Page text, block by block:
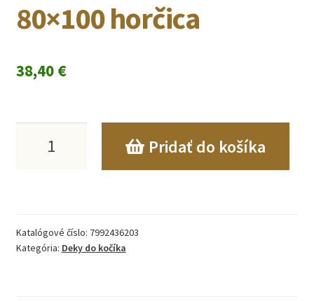
80×100 horčica
38,40 €
LULLALOVE
Pridať do košíka
Katalógové číslo: 7992436203
Kategória: Deky do kočíka